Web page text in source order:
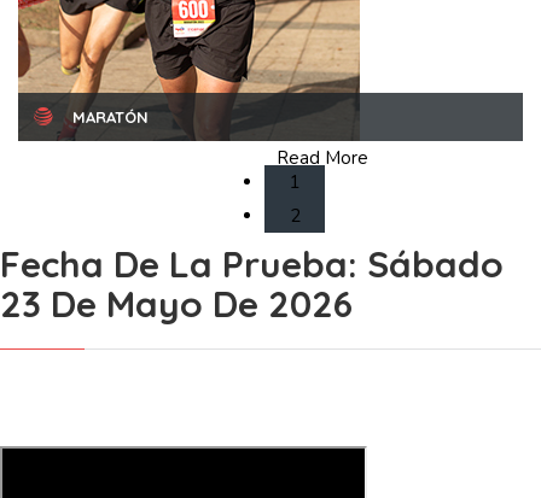
MARATÓN
Read More
1
2
Fecha De La Prueba: Sábado
23 De Mayo De 2026